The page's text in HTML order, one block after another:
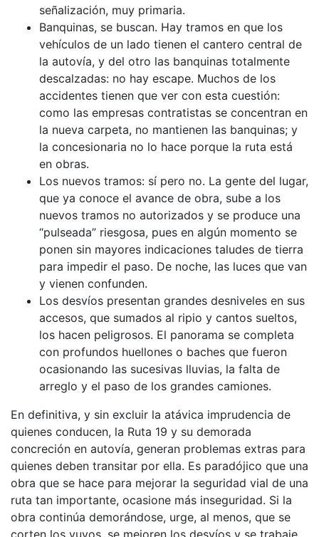
señalización, muy primaria.
Banquinas, se buscan. Hay tramos en que los
vehículos de un lado tienen el cantero central de
la autovía, y del otro las banquinas totalmente
descalzadas: no hay escape. Muchos de los
accidentes tienen que ver con esta cuestión:
como las empresas contratistas se concentran en
la nueva carpeta, no mantienen las banquinas; y
la concesionaria no lo hace porque la ruta está
en obras.
Los nuevos tramos: sí pero no. La gente del lugar,
que ya conoce el avance de obra, sube a los
nuevos tramos no autorizados y se produce una
“pulseada” riesgosa, pues en algún momento se
ponen sin mayores indicaciones taludes de tierra
para impedir el paso. De noche, las luces que van
y vienen confunden.
Los desvíos presentan grandes desniveles en sus
accesos, que sumados al ripio y cantos sueltos,
los hacen peligrosos. El panorama se completa
con profundos huellones o baches que fueron
ocasionando las sucesivas lluvias, la falta de
arreglo y el paso de los grandes camiones.
En definitiva, y sin excluir la atávica imprudencia de
quienes conducen, la Ruta 19 y su demorada
concreción en autovía, generan problemas extras para
quienes deben transitar por ella. Es paradójico que una
obra que se hace para mejorar la seguridad vial de una
ruta tan importante, ocasione más inseguridad. Si la
obra continúa demorándose, urge, al menos, que se
corten los yuyos, se mejoren los desvíos y se trabaje